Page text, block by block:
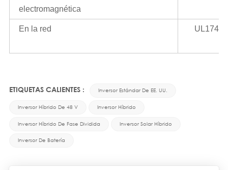
electromagnética
En la red UL1741,
ETIQUETAS CALIENTES : Inversor Estándar De EE. UU.
Inversor Híbrido De 48 V Inversor Híbrido
Inversor Híbrido De Fase Dividida Inversor Solar Híbrido
Inversor De Batería